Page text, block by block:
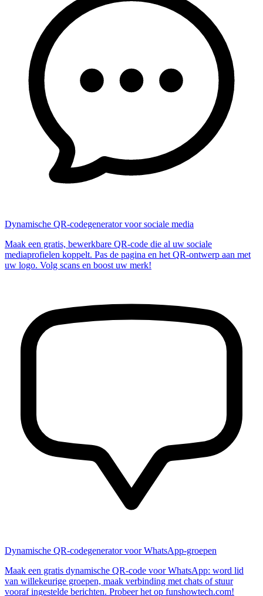
Dynamische QR-codegenerator voor sociale media
Maak een gratis, bewerkbare QR-code die al uw sociale
mediaprofielen koppelt. Pas de pagina en het QR-ontwerp aan met
uw logo. Volg scans en boost uw merk!
Dynamische QR-codegenerator voor WhatsApp-groepen
Maak een gratis dynamische QR-code voor WhatsApp: word lid
van willekeurige groepen, maak verbinding met chats of stuur
vooraf ingestelde berichten. Probeer het op funshowtech.com!